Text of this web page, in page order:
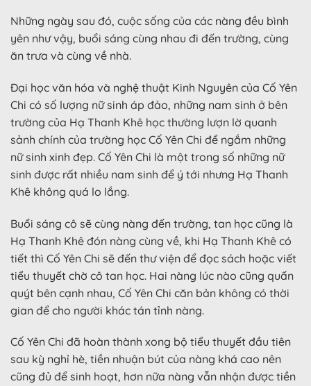
Những ngày sau đó, cuộc sống của các nàng đều bình
yên như vậy, buổi sáng cùng nhau đi đến trường, cùng
ăn trưa và cùng về nhà.
Đại học văn hóa và nghệ thuật Kinh Nguyên của Cố Yên
Chi có số lượng nữ sinh áp đảo, những nam sinh ở bên
trường của Hạ Thanh Khê học thường lượn lờ quanh
sảnh chính của trường học Cố Yên Chi để ngắm những
nữ sinh xinh đẹp. Cố Yên Chi là một trong số những nữ
sinh được rất nhiều nam sinh để ý tới nhưng Hạ Thanh
Khê không quá lo lắng.
Buổi sáng cô sẽ cùng nàng đến trường, tan học cũng là
Hạ Thanh Khê đón nàng cùng về, khi Hạ Thanh Khê có
tiết thì Cố Yên Chi sẽ đến thư viện để đọc sách hoặc viết
tiểu thuyết chờ cô tan học. Hai nàng lúc nào cũng quấn
quýt bên cạnh nhau, Cố Yên Chi căn bản không có thời
gian để cho người khác tán tỉnh nàng.
Cố Yên Chi đã hoàn thành xong bộ tiểu thuyết đầu tiên
sau kỳ nghỉ hè, tiền nhuận bút của nàng khá cao nên
cũng đủ để sinh hoạt, hơn nữa nàng vẫn nhận được tiền